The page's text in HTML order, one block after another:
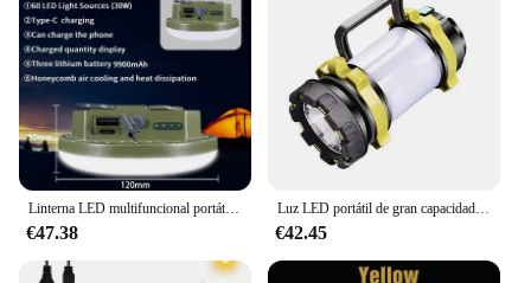
Linterna LED multifuncional portátil recargable, luz de Camping de 9900mAh, mantenimiento de emergencia para pesca y tienda de campaña
€47.38
Luz LED portátil de gran capacidad, reflector multifuncional de largo alcance para exteriores, iluminación de emergencia de largo alcance
€42.45